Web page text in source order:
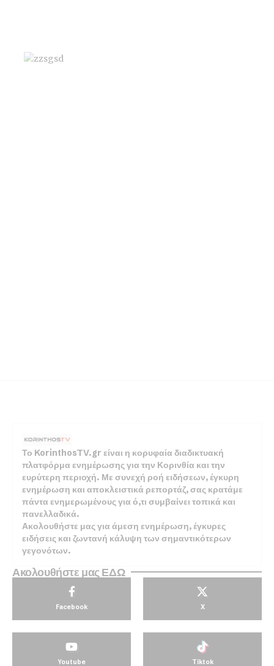
Το KorinthosTV.gr είναι η κορυφαία διαδικτυακή
πλατφόρμα ενημέρωσης για την Κορινθία και την
ευρύτερη περιοχή. Με συνεχή ροή ειδήσεων, έγκυρη
ενημέρωση και αποκλειστικά ρεπορτάζ, σας κρατάμε
πάντα ενημερωμένους για ό,τι συμβαίνει τοπικά και
πανελλαδικά.
Ακολουθήστε μας για άμεση ενημέρωση, έγκυρες
ειδήσεις και ζωντανή κάλυψη των σημαντικότερων
γεγονότων.
Ακολουθήστε μας ΕΔΩ
Facebook X
Youtube Tiktok